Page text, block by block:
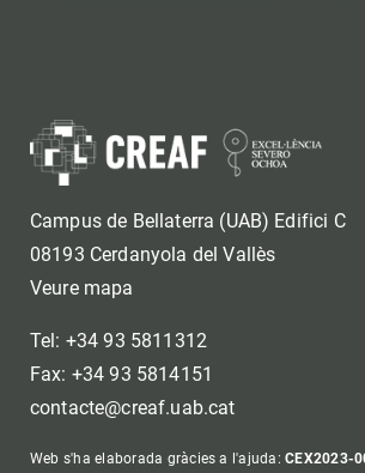
Campus de Bellaterra (UAB) Edifici C
08193 Cerdanyola del Vallès
Veure mapa
Tel: +34 93 5811312
Fax: +34 93 5814151
contacte@creaf.uab.cat
Web s'ha elaborada gràcies a l'ajuda:CEX2023-